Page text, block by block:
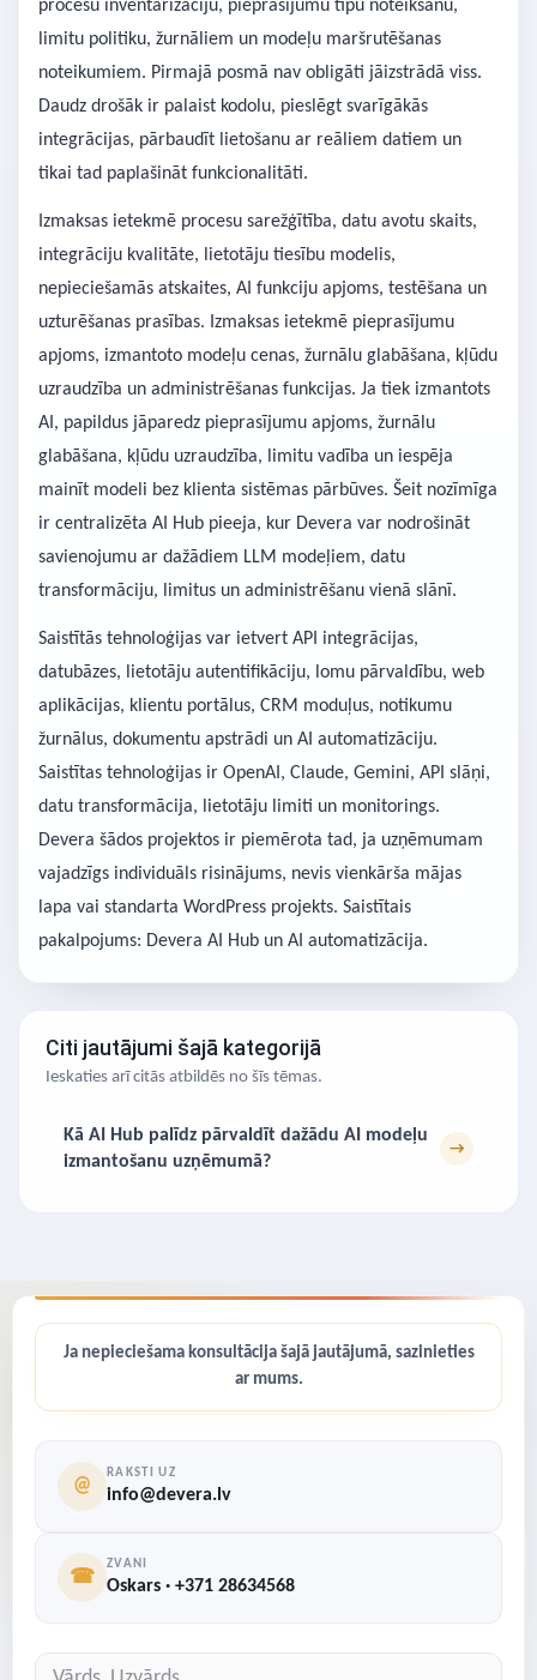
procesu inventarizāciju, pieprasījumu tipu noteikšanu,
limitu politiku, žurnāliem un modeļu maršrutēšanas
noteikumiem. Pirmajā posmā nav obligāti jāizstrādā viss.
Daudz drošāk ir palaist kodolu, pieslēgt svarīgākās
integrācijas, pārbaudīt lietošanu ar reāliem datiem un
tikai tad paplašināt funkcionalitāti.
Izmaksas ietekmē procesu sarežģītība, datu avotu skaits,
integrāciju kvalitāte, lietotāju tiesību modelis,
nepieciešamās atskaites, AI funkciju apjoms, testēšana un
uzturēšanas prasības. Izmaksas ietekmē pieprasījumu
apjoms, izmantoto modeļu cenas, žurnālu glabāšana, kļūdu
uzraudzība un administrēšanas funkcijas. Ja tiek izmantots
AI, papildus jāparedz pieprasījumu apjoms, žurnālu
glabāšana, kļūdu uzraudzība, limitu vadība un iespēja
mainīt modeli bez klienta sistēmas pārbūves. Šeit nozīmīga
ir centralizēta AI Hub pieeja, kur Devera var nodrošināt
savienojumu ar dažādiem LLM modeļiem, datu
transformāciju, limitus un administrēšanu vienā slānī.
Saistītās tehnoloģijas var ietvert API integrācijas,
datubāzes, lietotāju autentifikāciju, lomu pārvaldību, web
aplikācijas, klientu portālus, CRM moduļus, notikumu
žurnālus, dokumentu apstrādi un AI automatizāciju.
Saistītas tehnoloģijas ir OpenAI, Claude, Gemini, API slāņi,
datu transformācija, lietotāju limiti un monitorings.
Devera šādos projektos ir piemērota tad, ja uzņēmumam
vajadzīgs individuāls risinājums, nevis vienkārša mājas
lapa vai standarta WordPress projekts. Saistītais
pakalpojums: Devera AI Hub un AI automatizācija.
Citi jautājumi šajā kategorijā
Ieskaties arī citās atbildēs no šīs tēmas.
Kā AI Hub palīdz pārvaldīt dažādu AI modeļu
izmantošanu uzņēmumā?
→
Ja nepieciešama konsultācija šajā jautājumā, sazinieties
ar mums.
@
RAKSTI UZ
info@devera.lv
☎
ZVANI
Oskars · +371 28634568